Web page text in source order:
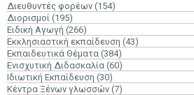
Διευθυντές φορέων (154)
Διορισμοί (195)
Ειδική Αγωγή (266)
Εκκλησιαστική εκπαίδευση (43)
Εκπαιδευτικά Θέματα (384)
Ενισχυτική Διδασκαλία (60)
Ιδιωτική Εκπαίδευση (30)
Κέντρα Ξένων γλωσσών (7)